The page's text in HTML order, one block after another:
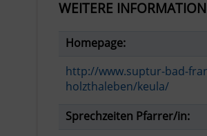
WEITERE
Homepage:
http://www.suptur-bad-
holzthaleben/keula/
Sprechzeiten Pfarrer/in: